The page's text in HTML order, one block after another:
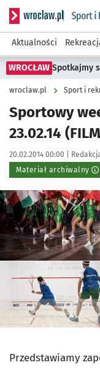
Serwis
Aktualności
WROCŁAW Spotkajmy
wroclaw.pl Sport i
Sportowy
23.02.14
Data publikacji:
20.02.2014 00:00 | Autor:
Materiał archiwalny
Kliknij, aby
Przedstawiamy